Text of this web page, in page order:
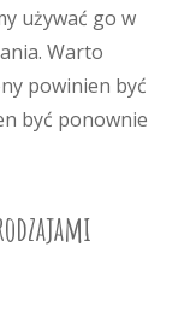
używać go w
Warto
powinien być
być ponownie